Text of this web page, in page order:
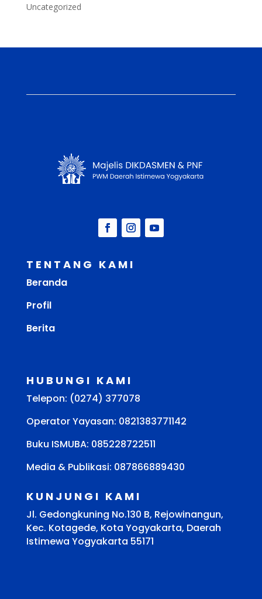
Uncategorized
TENTANG KAMI
Beranda
Profil
Berita
HUBUNGI KAMI
Telepon: (0274) 377078
Operator Yayasan: 0821383771142
Buku ISMUBA: 085228722511
Media & Publikasi: 087866889430
KUNJUNGI KAMI
Jl. Gedongkuning No.130 B, Rejowinangun,
Kec. Kotagede, Kota Yogyakarta, Daerah
Istimewa Yogyakarta 55171